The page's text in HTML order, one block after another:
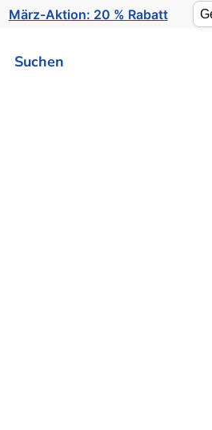
März-Aktion: 20 % Rabatt
Suchen